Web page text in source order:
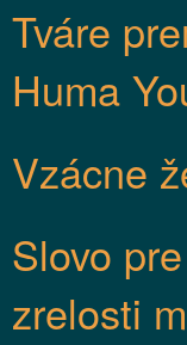
Tváre
Huma
Vzácne
Slovo
zrelosti